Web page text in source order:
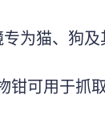
为猫、狗
钳可用于抓